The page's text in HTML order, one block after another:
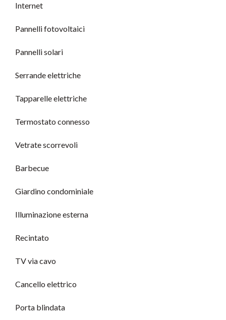
Internet
Pannelli fotovoltaici
Pannelli solari
Serrande elettriche
Tapparelle elettriche
Termostato connesso
Vetrate scorrevoli
Barbecue
Giardino condominiale
Illuminazione esterna
Recintato
TV via cavo
Cancello elettrico
Porta blindata